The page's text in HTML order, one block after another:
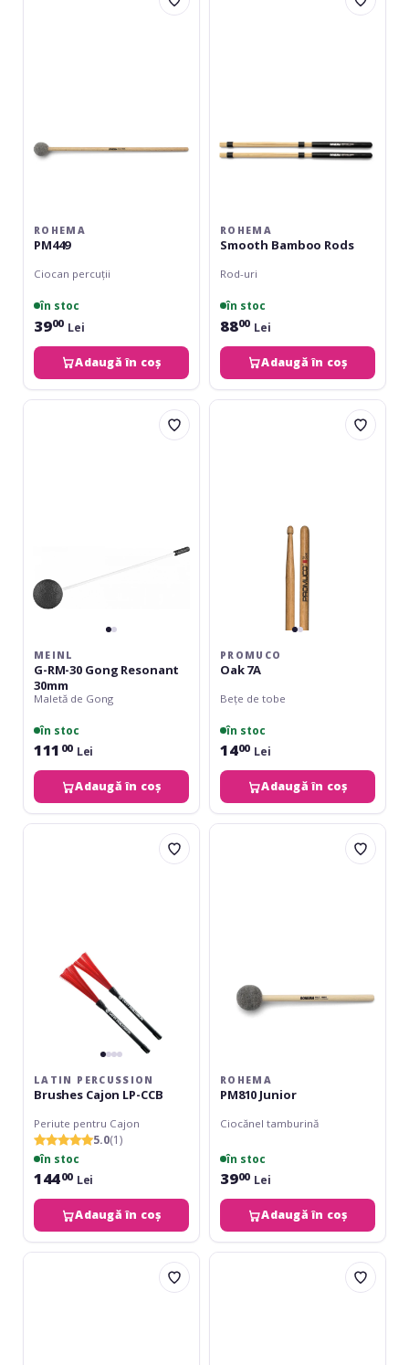
ROHEMA
PM449
Ciocan percuții
în stoc
3900 Lei
Adaugă în coș
ROHEMA
Smooth Bamboo Rods
Rod-uri
în stoc
8800 Lei
Adaugă în coș
Meinl
MEINL
G-RM-30 Gong Resonant
30mm
Maletă de Gong
în stoc
111 00 Lei
Adaugă în coș
Promuco
PROMUCO
Oak 7A
Bețe de tobe
în stoc
1400 Lei
Adaugă în coș
Latin
LATIN PERCUSSION
Brushes Cajon LP-CCB
Periute pentru Cajon
5.0(1)
în stoc
14400 Lei
Adaugă în coș
Rohema
ROHEMA
PM810 Junior
Ciocănel tamburină
în stoc
3900 Lei
Adaugă în coș
Rohema
Meinl